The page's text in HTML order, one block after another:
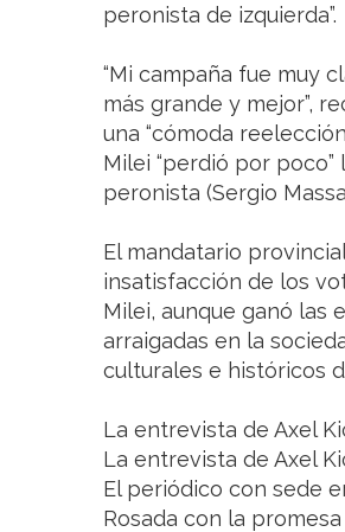
peronista de izquierda”.
“Mi campaña fue muy
más grande y mejor”,
una “cómoda
Milei “perdió por
peronista (Sergio
El mandatario
insatisfacción de los
Milei, aunque ganó las
arraigadas en la
culturales e históricos
La entrevista de Axel
La entrevista de Axel
El periódico con sede
Rosada con la